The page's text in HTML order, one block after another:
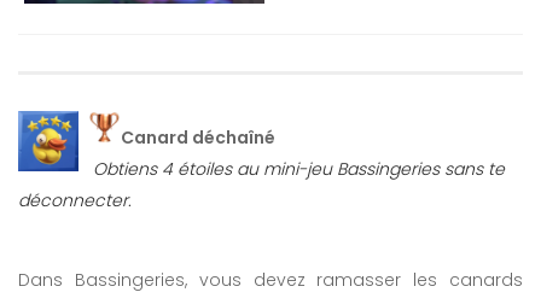
Canard déchaîné
Obtiens 4 étoiles au mini-jeu Bassingeries sans te
déconnecter.
Dans Bassingeries, vous devez ramasser les canards